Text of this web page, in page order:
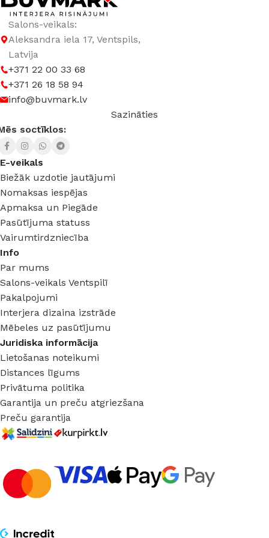
Salons-veikals:
Aleksandra iela 17, Ventspils,
Latvija
+371 22 00 33 68
+371 26 18 58 94
info@buvmark.lv
Sazināties
soctīklos:
E-veikals
Biežāk uzdotie jautājumi
Nomaksas iespējas
Apmaksa un Piegāde
Pasūtījuma statuss
Vairumtirdzniecība
Info
Par mums
Salons-veikals Ventspilī
Pakalpojumi
Interjera dizaina izstrāde
Mēbeles uz pasūtījumu
Juridiska informācija
Lietošanas noteikumi
Distances līgums
Privātuma politika
Garantija un preču atgriezšana
Preču garantija